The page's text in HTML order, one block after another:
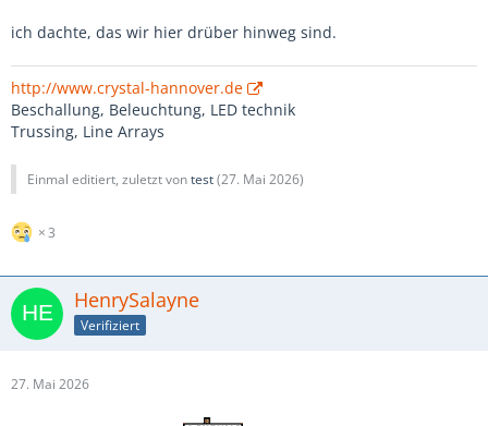
ich dachte, das wir hier drüber hinweg sind.
http://www.crystal-hannover.de
Beschallung, Beleuchtung, LED technik
Trussing, Line Arrays
Einmal editiert, zuletzt vontest(27. Mai 2026)
3
HenrySalayne
Verifiziert
27. Mai 2026